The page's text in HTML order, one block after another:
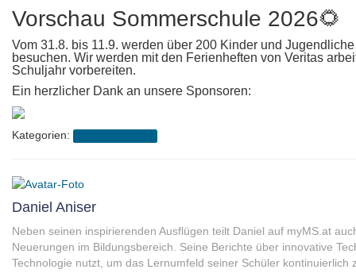
Vorschau Sommerschule 2026🌻
Vom 31.8. bis 11.9. werden über 200 Kinder und
besuchen. Wir werden mit den Ferienheften von Veritas
Schuljahr vorbereiten.
Ein herzlicher Dank an unsere Sponsoren:
Kategorien:
Daniel Aniser
Neben seinen inspirierenden Ausflügen teilt Daniel auf myMS.at
Neuerungen im Bildungsbereich. Seine Berichte über innovative
Technologie nutzt, um das Lernumfeld seiner Schüler kontinuierlich